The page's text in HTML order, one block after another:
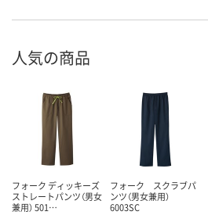
人気の商品
フォーク ディッキーズ
ストレートパンツ（男女
兼用） 501…
フォーク スクラブパ
ンツ（男女兼用）
6003SC